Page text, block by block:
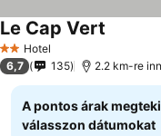
2 Kategória
Hotel
Le Cap Vert
6,7 135 2.2 km-re
A pontos árak
válasszon dátumokat